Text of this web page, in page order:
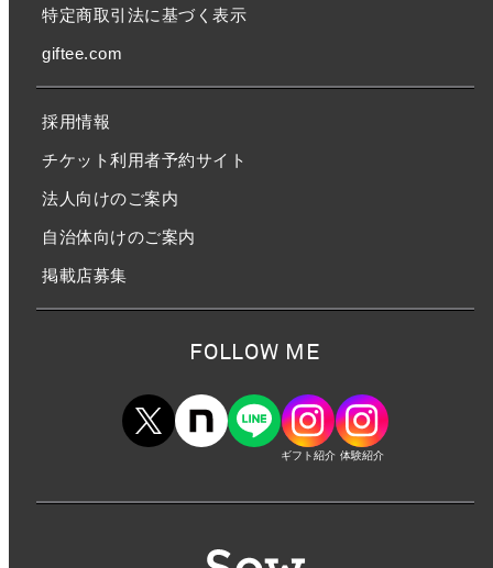
特定商取引法に基づく表示
giftee.com
採用情報
チケット利用者予約サイト
法人向けのご案内
自治体向けのご案内
掲載店募集
FOLLOW ME
ギフト紹介 体験紹介